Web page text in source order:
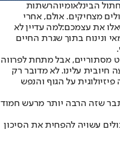
הבינלאומיוהרשתות
מצחיקים. אולם, אחרי
את עצמכם:למה עדיין לא
ונינוח בתוך שגרת החיים
מסתוריים, אבל מתחת לפרווה
עלינו. לא מדובר רק
על הגוף והנפש
שזה הרבה יותר מרעש חמוד
עשויה להפחית את הסיכון